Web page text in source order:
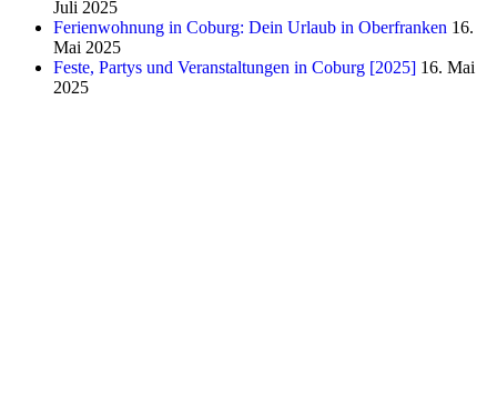
Juli 2025
Ferienwohnung in Coburg: Dein Urlaub in Oberfranken 16.
Mai 2025
Feste, Partys und Veranstaltungen in Coburg [2025] 16. Mai
2025